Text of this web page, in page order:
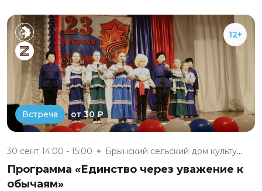
12+
Встреча от 30 ₽
30 сент 14:00 - 15:00 Брынский сельский дом культуры
Программа «Единство через уважение к
обычаям»